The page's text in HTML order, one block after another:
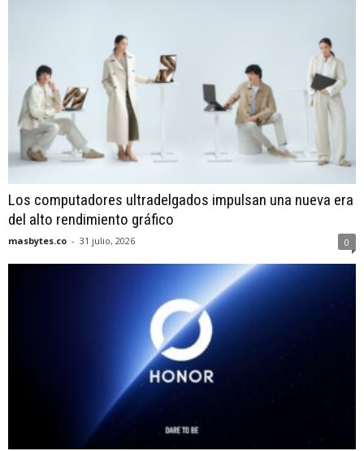
Los computadores ultradelgados impulsan una nueva era
del alto rendimiento gráfico
masbytes.co - 31 julio, 2026 0